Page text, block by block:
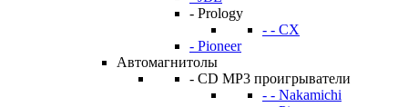
- Prology
- - CX
- Pioneer
Автомагнитолы
- CD MP3 проигрыватели
- - Nakamichi